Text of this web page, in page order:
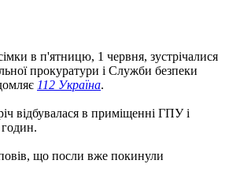
в п'ятницю, 1 червня, зустрічалися
прокуратури і Служби безпеки
112 Україна.
відбувалася в приміщенні ГПУ і
що посли вже покинули